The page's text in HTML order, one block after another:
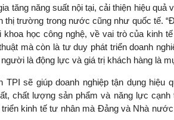
tăng năng suất nội tại, cải thiện hiệu quả
thị trường trong nước cũng như quốc tế.
học công nghệ, về vai trò của kinh
mà còn là tư duy phát triển doanh
là động lực và giá trị khách hàng là
TPI sẽ giúp doanh nghiệp tận dụng
chất lượng sản phẩm và năng lực
kinh tế tư nhân mà Đảng và Nhà